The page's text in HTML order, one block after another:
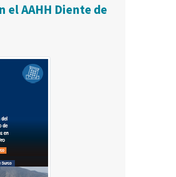
el AAHH Diente de